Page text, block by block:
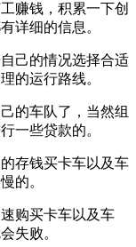
赚钱，积累一下创
详细的信息。
己的情况选择合适
的运行路线。
的车队了，当然组
一些贷款的。
存钱买卡车以及车
的。
购买卡车以及车
失败。